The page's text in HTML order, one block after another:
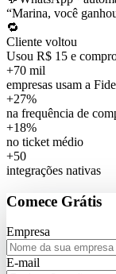
“Marina, você
🔁
Cliente voltou
Usou R$ 15 e
+70 mil
empresas usam a
+27%
na frequência de
+18%
no ticket médio
+50
integrações nativas
Comece Grátis
Empresa
E-mail